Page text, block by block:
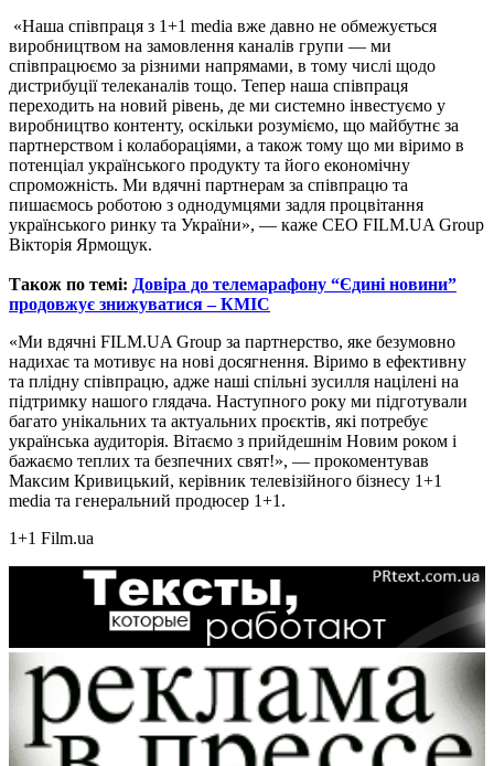
«Наша співпраця з 1+1 media вже давно не обмежується
виробництвом на замовлення каналів групи — ми
співпрацюємо за різними напрямами, в тому числі щодо
дистрибуції телеканалів тощо. Тепер наша співпраця
переходить на новий рівень, де ми системно інвестуємо у
виробництво контенту, оскільки розуміємо, що майбутнє за
партнерством і колабораціями, а також тому що ми віримо в
потенціал українського продукту та його економічну
спроможність. Ми вдячні партнерам за співпрацю та
пишаємось роботою з однодумцями задля процвітання
українського ринку та України», — каже СЕО FILM.UA Group
Вікторія Ярмощук.
Також по темі: Довіра до телемарафону “Єдині новини”
продовжує знижуватися – КМІС
«Ми вдячні FILM.UA Group за партнерство, яке безумовно
надихає та мотивує на нові досягнення. Віримо в ефективну
та плідну співпрацю, адже наші спільні зусилля націлені на
підтримку нашого глядача. Наступного року ми підготували
багато унікальних та актуальних проєктів, які потребує
українська аудиторія. Вітаємо з прийдешнім Новим роком і
бажаємо теплих та безпечних свят!», — прокоментував
Максим Кривицький, керівник телевізійного бізнесу 1+1
media та генеральний продюсер 1+1.
1+1 Film.ua